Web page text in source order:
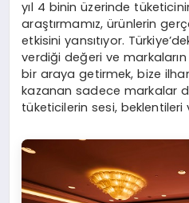
yıl 4 binin üzerinde
araştırmamız, ürünlerin
etkisini yansıtıyor.
verdiği değeri ve
bir araya getirmek, bize
kazanan sadece markalar
tüketicilerin sesi, beklentileri